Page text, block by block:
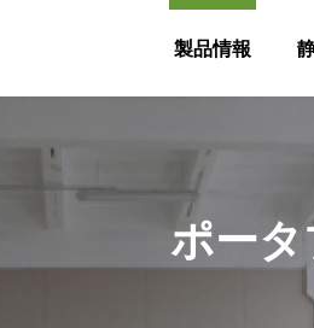
製品情報
ポータ